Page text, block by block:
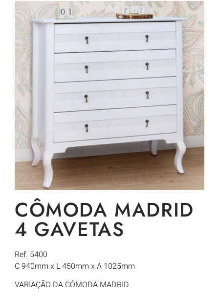
CÔMODA MADRID
4 GAVETAS
Ref. 5400
C 940mm x L 450mm x A 1025mm
VARIAÇÃO DA CÔMODA MADRID